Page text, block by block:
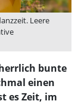
Leere
bunte
einen
es Zeit, im